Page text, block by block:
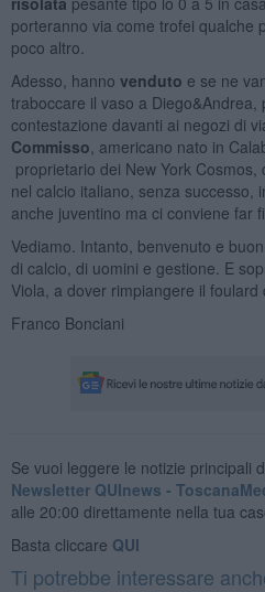
porteranno via come trofei qualche
poco altro.
Adesso, hanno venduto e se ne
traboccare il vaso a
contestazione davanti ai negozi di
Commisso , americano nato in
proprietario dei New York
nel calcio italiano, senza successo,
anche juventino ma ci conviene far
Vediamo. Intanto, benvenuto e
di calcio, di uomini e gestione. E
Viola, a dover rimpiangere il foulard
Franco Bonciani
Se vuoi leggere le notizie principali
Newsletter QUInews -
alle 20:00 direttamente nella tua
Basta cliccare QUI
Ti potrebbe interessare